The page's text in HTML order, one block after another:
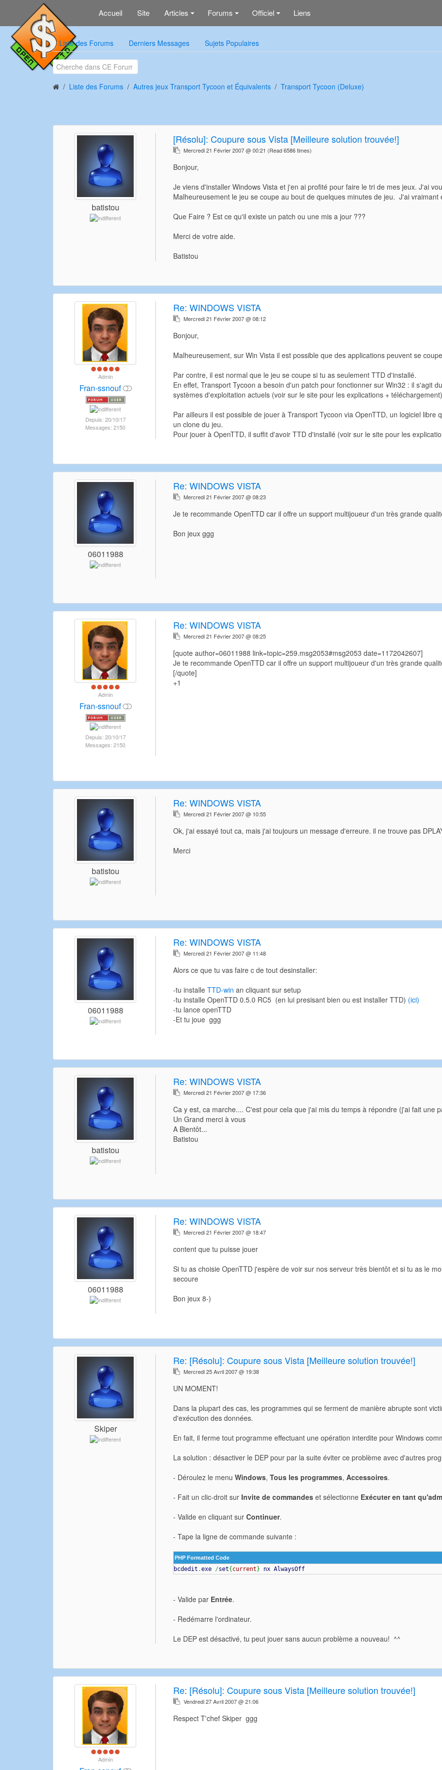
Accueil Site Articles Forums Officiel Liens
Liste des Forums Derniers Messages Sujets Populaires
Liste des Forums Autres jeux Transport Tycoon et Équivalents Transport Tycoon (Deluxe)
batistou
[Résolu]: Coupure sous Vista [Meilleure solution trouvée!]
Mercredi 21 Février 2007 @ 00:21 (Read 6586 times)
Bonjour,
Je viens d'installer Windows Vista et j'en ai profité pour faire le tri de mes jeux. J'ai
Malheureusement le jeu se coupe au bout de quelques minutes de jeu. J'ai
Que Faire ? Est ce qu'il existe un patch ou une mis a jour ???
Merci de votre aide.
Batistou
Admin
Fran-ssnouf
Depuis: 20/10/17
Messages: 2150
Re: WINDOWS VISTA
Mercredi 21 Février 2007 @ 08:12
Bonjour,
Malheureusement, sur Win Vista il est possible que des applications peuvent se
Par contre, il est normal que le jeu se coupe si tu as seulement TTD d'installé.
En effet, Transport Tycoon a besoin d'un patch pour fonctionner sur Win32 : il s'agit
systèmes d'exploitation actuels (voir sur le site pour les explications +
Par ailleurs il est possible de jouer à Transport Tycoon via OpenTTD, un logiciel
un clone du jeu.
Pour jouer à OpenTTD, il suffit d'avoir TTD d'installé (voir sur le site pour les
06011988
Re: WINDOWS VISTA
Mercredi 21 Février 2007 @ 08:23
Je te recommande OpenTTD car il offre un support multijoueur d'un très grande
Bon jeux ggg
Admin
Fran-ssnouf
Depuis: 20/10/17
Messages: 2150
Re: WINDOWS VISTA
Mercredi 21 Février 2007 @ 08:25
[quote author=06011988 link=topic=259.msg2053#msg2053 date=1172042607]
Je te recommande OpenTTD car il offre un support multijoueur d'un très grande
[/quote]
+1
batistou
Re: WINDOWS VISTA
Mercredi 21 Février 2007 @ 10:55
Ok, j'ai essayé tout ca, mais j'ai toujours un message d'erreure. il ne trouve pas
Merci
06011988
Re: WINDOWS VISTA
Mercredi 21 Février 2007 @ 11:48
Alors ce que tu vas faire c de tout desinstaller:
-tu installe TTD-win an cliquant sur setup
-tu installe OpenTTD 0.5.0 RC5 (en lui presisant bien ou est installer TTD) (ici)
-tu lance openTTD
-Et tu joue ggg
batistou
Re: WINDOWS VISTA
Mercredi 21 Février 2007 @ 17:36
Ca y est, ca marche.... C'est pour cela que j'ai mis du temps à répondre (j'ai fait une
Un Grand merci à vous
A Bientôt...
Batistou
06011988
Re: WINDOWS VISTA
Mercredi 21 Février 2007 @ 18:47
content que tu puisse jouer
Si tu as choisie OpenTTD j'espère de voir sur nos serveur très bientôt et si tu as le
secoure
Bon jeux 8-)
Skiper
Re: [Résolu]: Coupure sous Vista [Meilleure solution trouvée!]
Mercredi 25 Avril 2007 @ 19:38
UN MOMENT!
Dans la plupart des cas, les programmes qui se ferment de manière abrupte sont
d'exécution des données.
En fait, il ferme tout programme effectuant une opération interdite pour Windows
La solution : désactiver le DEP pour par la suite éviter ce problème avec d'autres
- Déroulez le menu Windows, Tous les programmes, Accessoires.
- Fait un clic-droit sur Invite de commandeset sélectionne Exécuter en tant
- Valide en cliquant sur Continuer.
- Tape la ligne de commande suivante :
PHP Formatted Code
bcdedit .exe /set{current} nx AlwaysOff
- Valide par Entrée.
- Redémarre l'ordinateur.
Le DEP est désactivé, tu peut jouer sans aucun problème a nouveau! ^^
Admin
Re: [Résolu]: Coupure sous Vista [Meilleure solution trouvée!]
Vendredi 27 Avril 2007 @ 21:06
Respect T'chef Skiper ggg